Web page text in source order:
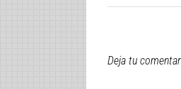
Deja tu